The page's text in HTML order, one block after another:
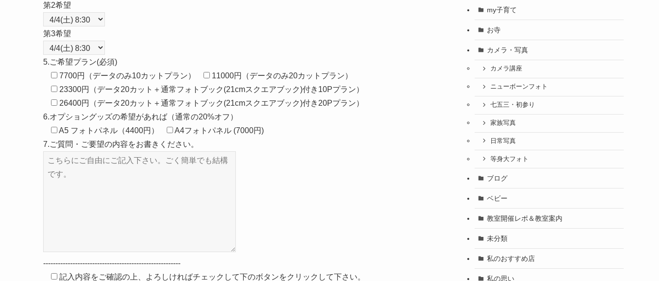
第2希望
第3希望
5.ご希望プラン(必須)
7700円（データのみ10カットプラン）
11000円（データのみ20カットプラン）
23300円（データ20カット＋通常フォトブック(21cmスクエアブック)付き10Pプラン）
26400円（データ20カット＋通常フォトブック(21cmスクエアブック)付き20Pプラン）
6.オプショングッズの希望があれば（通常の20%オフ）
A5 フォトパネル（4400円）
A4フォトパネル (7000円)
7.ご質問・ご要望の内容をお書きください。
--------------------------------------------------------
記入内容をご確認の上、よろしければチェックして下のボタンをクリックして下さい。
my子育て
お寺
カメラ・写真
カメラ講座
ニューボーンフォト
七五三・初参り
家族写真
日常写真
等身大フォト
ブログ
ベビー
教室開催レポ＆教室案内
未分類
私のおすすめ店
私の思い